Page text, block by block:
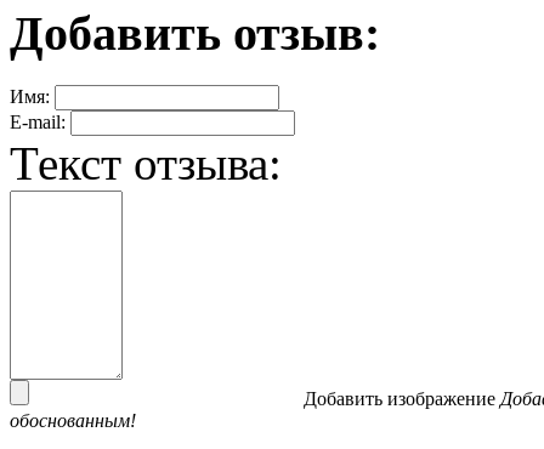
Добавить отзыв:
Имя:
E-mail:
Текст отзыва:
Добавить изображение
обоснованным!